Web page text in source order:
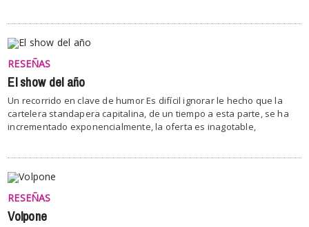
RESEÑAS
El show del año
Un recorrido en clave de humor Es difícil ignorar le hecho que la
cartelera standapera capitalina, de un tiempo a esta parte, se ha
incrementado exponencialmente, la oferta es inagotable,
RESEÑAS
Volpone